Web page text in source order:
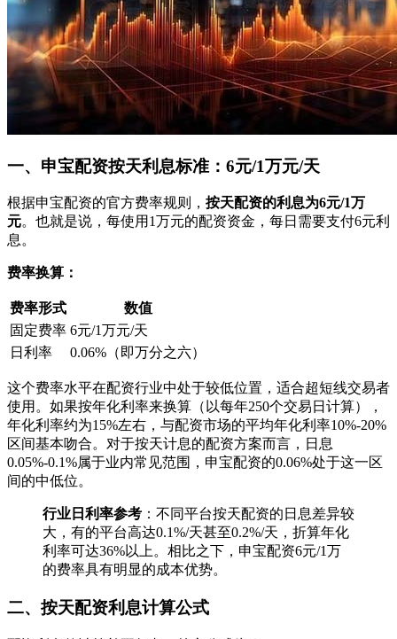
一、申宝配资按天利息标准：6元/1万元/天
根据申宝配资的官方费率规则， 按天配资的利息为6元/1万
元。也就是说，每使用1万元的配资资金，每日需要支付6元利
息。
费率换算：
费率形式
数值
固定费率 6元/1万元/天
日利率
0.06%（即万分之六）
这个费率水平在配资行业中处于较低位置，适合超短线交易者
使用。如果按年化利率来换算（以每年250个交易日计算），
年化利率约为15%左右，与配资市场的平均年化利率10%-20%
区间基本吻合。对于按天计息的配资方案而言，日息
0.05%-0.1%属于业内常见范围，申宝配资的0.06%处于这一区
间的中低位。
行业日利率参考 ：不同平台按天配资的日息差异较
大，有的平台高达0.1%/天甚至0.2%/天，折算年化
利率可达36%以上。相比之下，申宝配资6元/1万
的费率具有明显的成本优势。
二、按天配资利息计算公式